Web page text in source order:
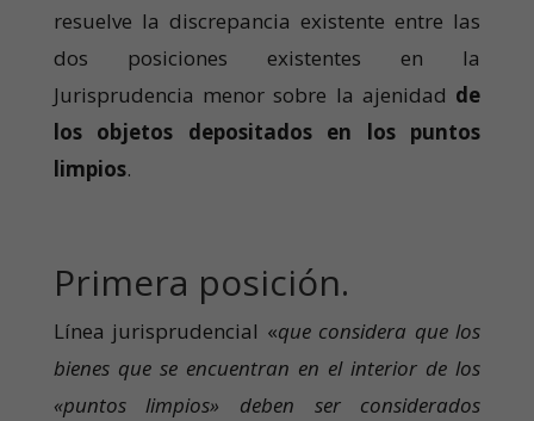
resuelve la discrepancia existente entre las
dos posiciones existentes en la
Jurisprudencia menor sobre la ajenidad de
los objetos depositados en los puntos
limpios.
Primera posición.
Línea jurisprudencial «que considera que los
bienes que se encuentran en el interior de los
«puntos limpios» deben ser considerados